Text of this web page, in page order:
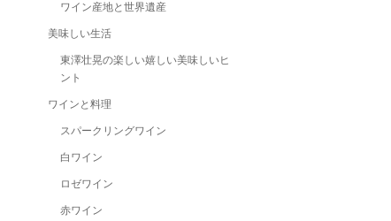
ワイン産地と世界遺産
美味しい生活
東澤壮晃の楽しい嬉しい美味しいヒ
ント
ワインと料理
スパークリングワイン
白ワイン
ロゼワイン
赤ワイン